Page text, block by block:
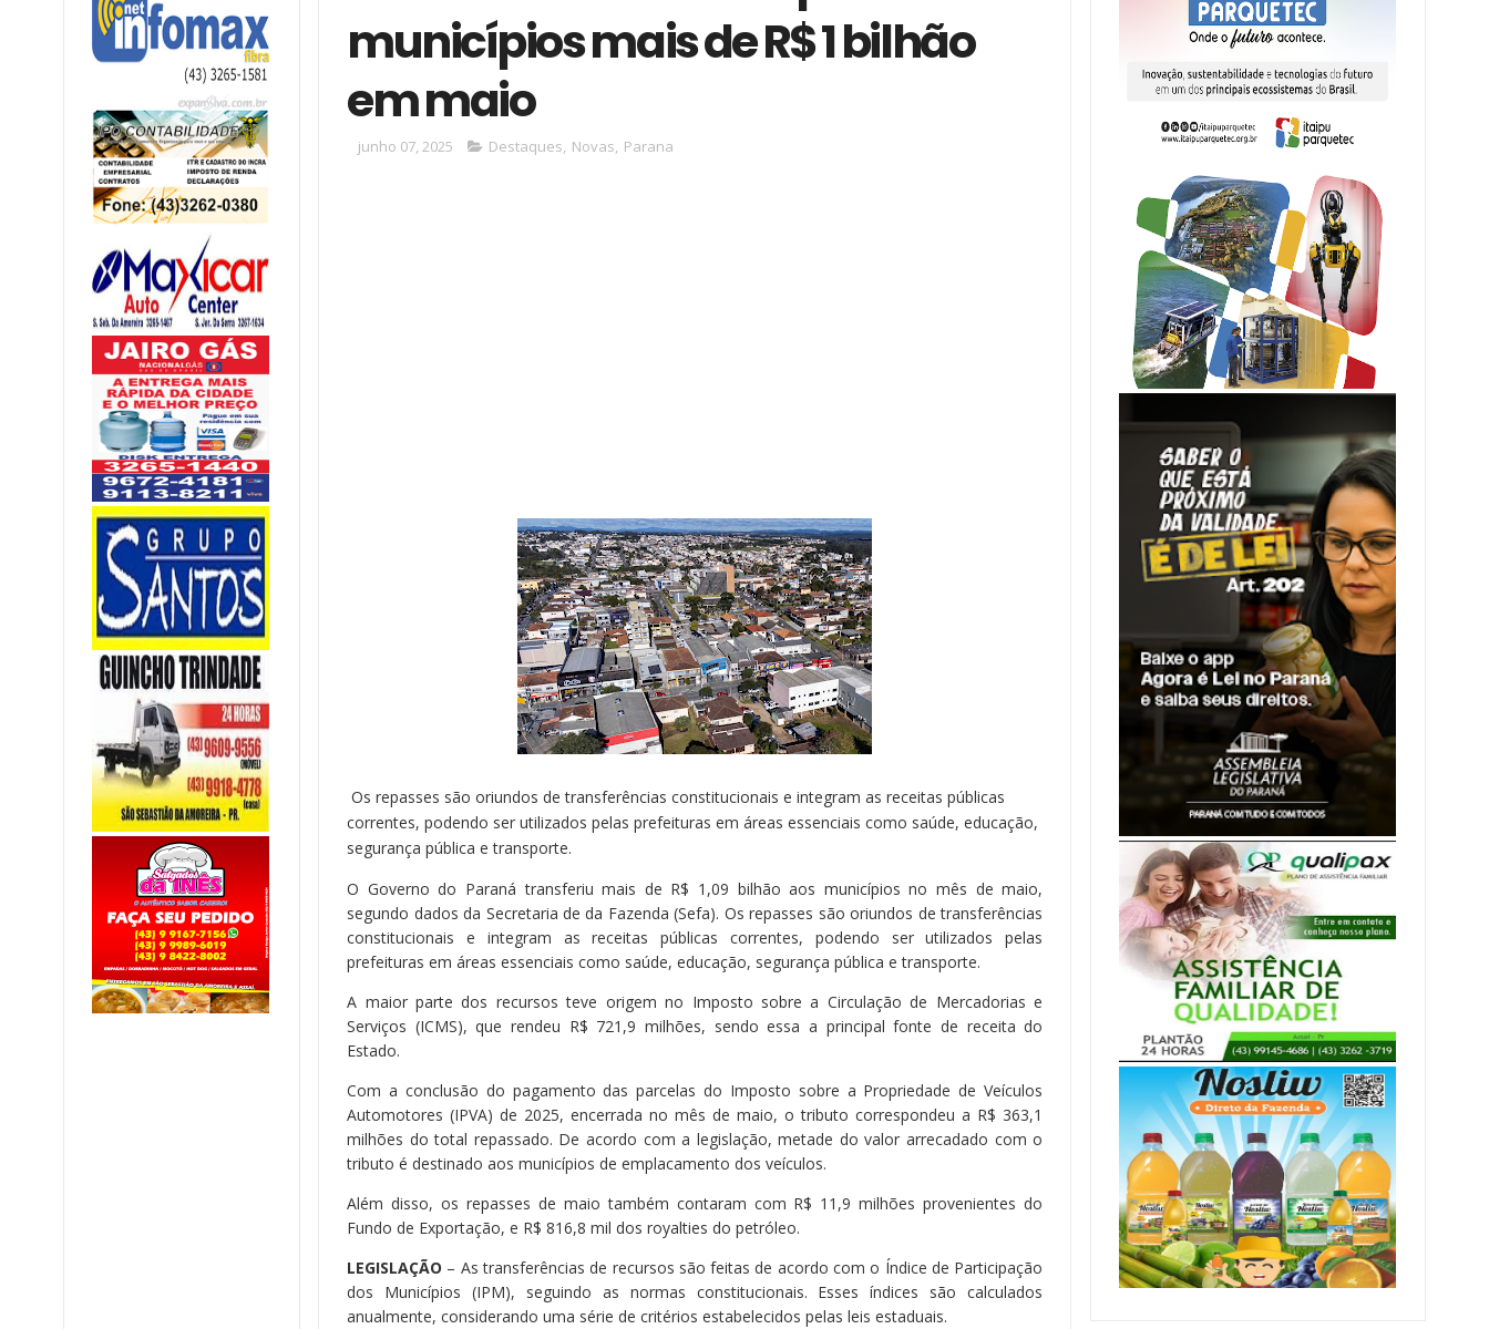
municípios mais de R$ 1 bilhão
em maio
junho 07, 2025 Destaques, Novas, Parana
Os repasses são oriundos de transferências constitucionais e integram as receitas públicas
correntes, podendo ser utilizados pelas prefeituras em áreas essenciais como saúde, educação,
segurança pública e transporte.
O Governo do Paraná transferiu mais de R$ 1,09 bilhão aos municípios no mês de maio,
segundo dados da Secretaria de da Fazenda (Sefa). Os repasses são oriundos de transferências
constitucionais e integram as receitas públicas correntes, podendo ser utilizados pelas
prefeituras em áreas essenciais como saúde, educação, segurança pública e transporte.
A maior parte dos recursos teve origem no Imposto sobre a Circulação de Mercadorias e
Serviços (ICMS), que rendeu R$ 721,9 milhões, sendo essa a principal fonte de receita do
Estado.
Com a conclusão do pagamento das parcelas do Imposto sobre a Propriedade de Veículos
Automotores (IPVA) de 2025, encerrada no mês de maio, o tributo correspondeu a R$ 363,1
milhões do total repassado. De acordo com a legislação, metade do valor arrecadado com o
tributo é destinado aos municípios de emplacamento dos veículos.
Além disso, os repasses de maio também contaram com R$ 11,9 milhões provenientes do
Fundo de Exportação, e R$ 816,8 mil dos royalties do petróleo.
LEGISLAÇÃO – As transferências de recursos são feitas de acordo com o Índice de Participação
dos Municípios (IPM), seguindo as normas constitucionais. Esses índices são calculados
anualmente, considerando uma série de critérios estabelecidos pelas leis estaduais.